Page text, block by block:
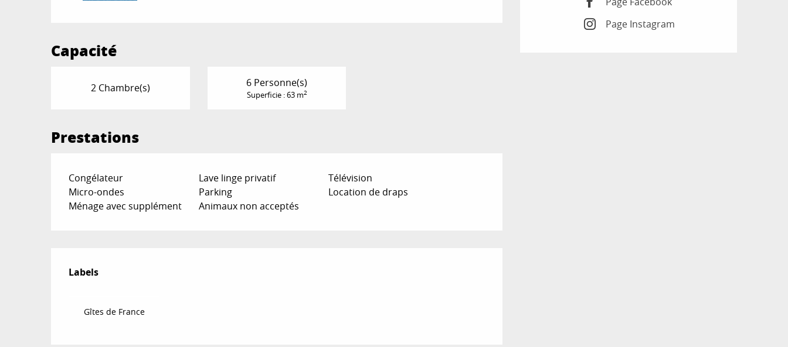
Page Instagram
Capacité
2 Chambre(s) 6 Personne(s)
Superficie : 63 m2
Prestations
Congélateur Lave linge privatif
Télévision
Micro-ondes
Parking
Location de draps
Ménage avec supplément
Animaux non acceptés
Offres de prestations
Labels
Labels
Gîtes de France